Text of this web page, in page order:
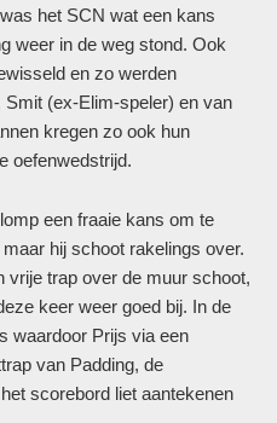
het SCN wat een kans
weer in de weg stond. Ook
en zo werden
(ex-Elim-speler) en van
kregen zo ook hun
oefenwedstrijd.
een fraaie kans om te
hij schoot rakelings over.
vrije trap over de muur schoot,
keer weer goed bij. In de
waardoor Prijs via een
van Padding, de
scorebord liet aantekenen